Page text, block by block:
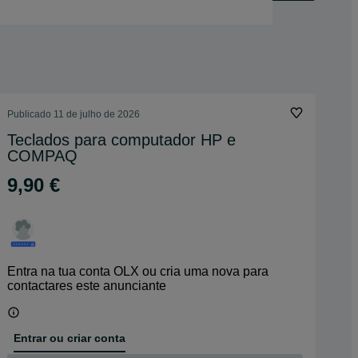
Publicado 11 de julho de 2026
Teclados para computador HP e
COMPAQ
9,90 €
Entra na tua conta OLX ou cria uma nova para
contactares este anunciante
Entrar ou criar conta